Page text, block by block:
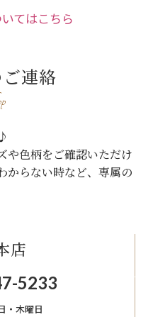
てはこちら
連絡
や色柄をご確認いただけ
からない時など、専属の
店
5233
・木曜日